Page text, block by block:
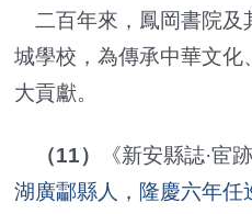
二百年來，鳳岡書院及
城學校，為傳承中華文化
大貢獻。
（11） 《新安縣誌·宦
湖廣酃縣人，隆慶六年任